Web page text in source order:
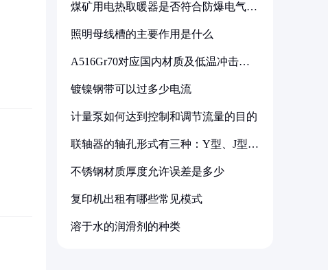
煤矿用电热取暖器是否符合防爆电气设
照明母线槽的主要作用是什么
A516Gr70对应国内材质及低温冲击要
镀镍钢带可以过多少电流
计量泵如何达到控制和调节流量的目的
联轴器的轴孔形式有三种：Y型、J型、
不锈钢材质厚度允许误差是多少
复印机出租有哪些常见模式
溶于水的润滑剂的种类